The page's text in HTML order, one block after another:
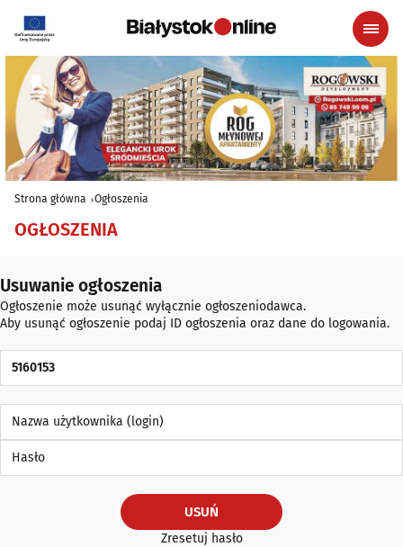
Strona główna Ogłoszenia
OGŁOSZENIA
Usuwanie ogłoszenia
Ogłoszenie może usunąć wyłącznie ogłoszeniodawca.
Aby usunąć ogłoszenie podaj ID ogłoszenia oraz dane do logowania.
Nazwa użytkownika (login)
USUŃ
Zresetuj hasło